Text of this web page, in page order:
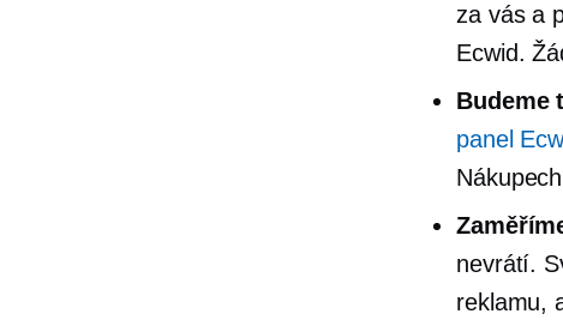
za vás a
Ecwid.
Budeme
panel
nevrátí.
reklamu,